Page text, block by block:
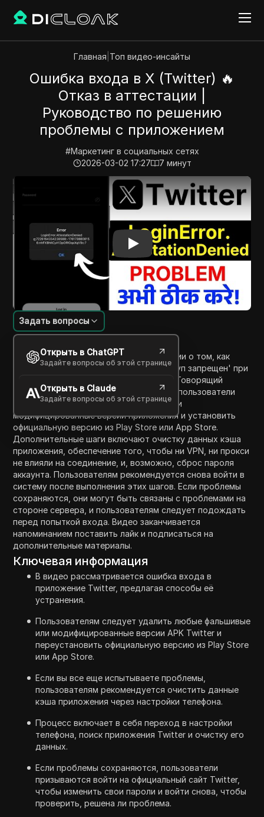
Главная Топ видео-инсайты
Ошибка входа в X (Twitter) 🔥
Отказ в аттестации |
Руководство по решению
проблемы с приложением
#Маркетинг в социальных сетях
2026-03-02 17:27
7 минут
Play Video: Ошибка входа в X (Twitter) 🔥 Отказ в
Введение в содержание
Задать вопросы
Открыть в ChatGPT
Задайте вопросы об этой странице
Открыть в Claude
Задайте вопросы об этой странице
В видео предоставляются рекомендации о том, как
решить проблему 'Ошибка входа: доступ запрещен' при
использовании приложения X (Twitter). Говорящий
объясняет, что для решения проблемы пользователи
должны удалить любые поддельные или
модифицированные версии приложения и установить
официальную версию из Play Store или App Store.
Дополнительные шаги включают очистку данных кэша
приложения, обеспечение того, чтобы ни VPN, ни прокси
не влияли на соединение, и, возможно, сброс пароля
аккаунта. Пользователям рекомендуется снова войти в
систему после выполнения этих шагов. Если проблемы
сохраняются, они могут быть связаны с проблемами на
стороне сервера, и пользователям следует подождать
перед попыткой входа. Видео заканчивается
напоминанием поставить лайк и подписаться на
дополнительные материалы.
Ключевая информация
В видео рассматривается ошибка входа в
приложение Twitter, предлагая способы её
устранения.
Пользователям следует удалить любые фальшивые
или модифицированные версии APK Twitter и
переустановить официальную версию из Play Store
или App Store.
Если вы все еще испытываете проблемы,
пользователям рекомендуется очистить данные
кэша приложения через настройки телефона.
Процесс включает в себя переход в настройки
телефона, поиск приложения Twitter и очистку его
данных.
Если проблемы сохраняются, пользователи
призываются войти на официальный сайт Twitter,
чтобы изменить свои пароли и войти снова, чтобы
проверить, решена ли проблема.